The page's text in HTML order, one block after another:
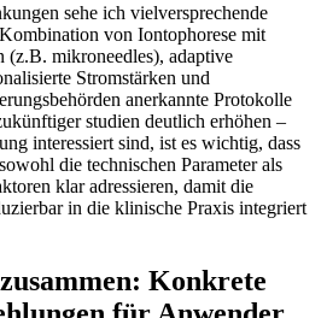
sehe ich vielversprechende
von Iontophorese mit
⁣(z.B. mikroneedles), adaptive
Stromstärken und
anerkannte Protokolle
studien deutlich erhöhen –
interessiert sind, ist es ⁢wichtig, dass
die technischen Parameter als
klar ​adressieren,​ damit die⁣
in die klinische Praxis integriert
Konkrete